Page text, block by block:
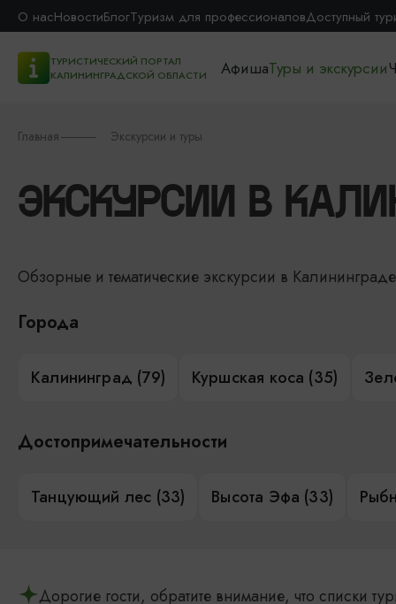
О насНовостиБлогТуризм для профессионаловДоступный
ТУРИСТИЧЕСКИЙ ПОРТАЛ
КАЛИНИНГРАДСКОЙ ОБЛАСТИ
АфишаТуры и экскурсии
Главная Экскурсии и туры
ЭКСКУРСИИ В
Обзорные и тематические экскурсии в
Города
Калининград (79) Куршская коса (35)
Достопримечательности
Танцующий лес (33) Высота Эфа (33)
Дорогие гости, обратите внимание, что списки